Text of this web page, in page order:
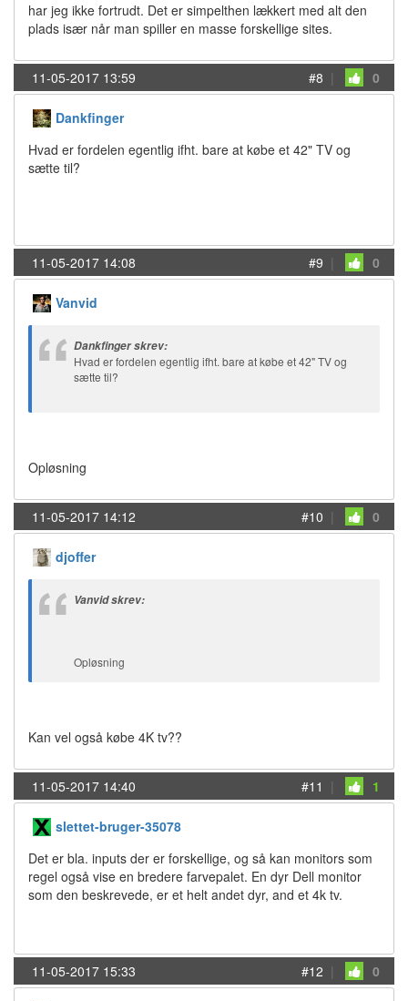
har jeg ikke fortrudt. Det er simpelthen lækkert med alt den
plads især når man spiller en masse forskellige sites.
11-05-2017 13:59 #8 | 0
Dankfinger
Hvad er fordelen egentlig ifht. bare at købe et 42" TV og
sætte til?
11-05-2017 14:08 #9 | 0
Vanvid
Dankfinger skrev:
Hvad er fordelen egentlig ifht. bare at købe et 42" TV og
sætte til?
Opløsning
11-05-2017 14:12 #10 | 0
djoffer
Vanvid skrev:
Opløsning
Kan vel også købe 4K tv??
11-05-2017 14:40 #11 | 1
slettet-bruger-35078
Det er bla. inputs der er forskellige, og så kan monitors som
regel også vise en bredere farvepalet. En dyr Dell monitor
som den beskrevede, er et helt andet dyr, and et 4k tv.
11-05-2017 15:33 #12 | 0